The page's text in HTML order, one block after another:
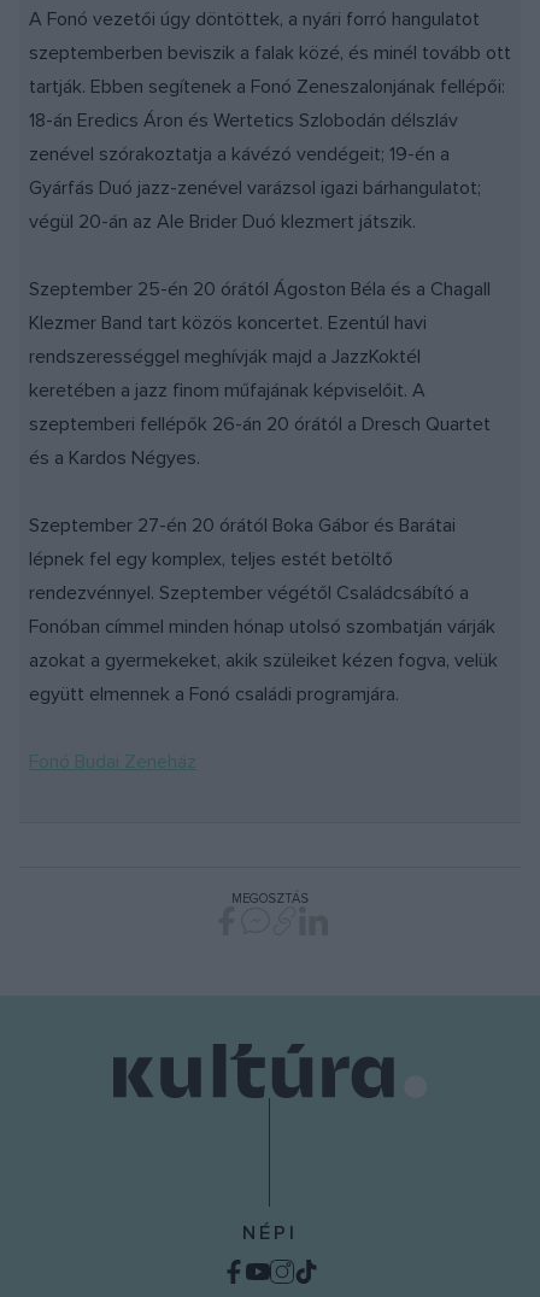
A Fonó vezetői úgy döntöttek, a nyári forró hangulatot
szeptemberben beviszik a falak közé, és minél tovább ott
tartják. Ebben segítenek a Fonó Zeneszalonjának fellépői:
18-án Eredics Áron és Wertetics Szlobodán délszláv
zenével szórakoztatja a kávézó vendégeit; 19-én a
Gyárfás Duó jazz-zenével varázsol igazi bárhangulatot;
végül 20-án az Ale Brider Duó klezmert játszik.
Szeptember 25-én 20 órától Ágoston Béla és a Chagall
Klezmer Band tart közös koncertet. Ezentúl havi
rendszerességgel meghívják majd a JazzKoktél
keretében a jazz finom műfajának képviselőit. A
szeptemberi fellépők 26-án 20 órától a Dresch Quartet
és a Kardos Négyes.
Szeptember 27-én 20 órától Boka Gábor és Barátai
lépnek fel egy komplex, teljes estét betöltő
rendezvénnyel. Szeptember végétől Családcsábító a
Fonóban címmel minden hónap utolsó szombatján várják
azokat a gyermekeket, akik szüleiket kézen fogva, velük
együtt elmennek a Fonó családi programjára.
Fonó Budai Zeneház
MEGOSZTÁS
NÉPI